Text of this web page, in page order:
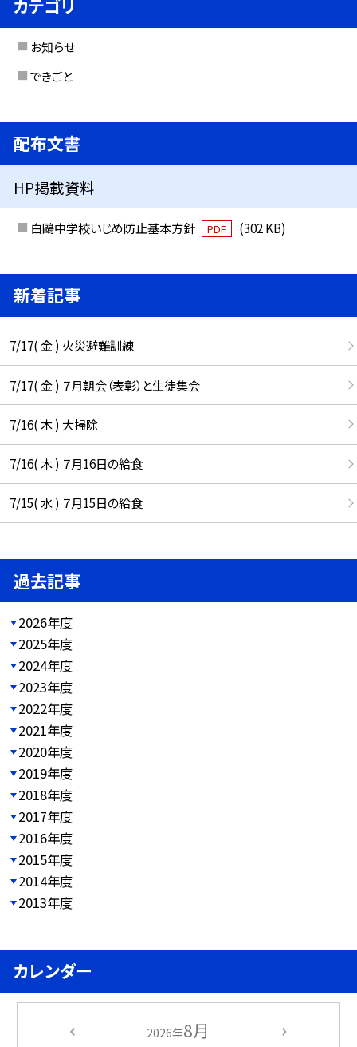
カテゴリ
お知らせ
できごと
配布文書
HP掲載資料
白鷗中学校いじめ防止基本方針 PDF (302 KB)
新着記事
7/17( 金 ) 火災避難訓練
7/17( 金 ) ７月朝会（表彰）と生徒集会
7/16( 木 ) 大掃除
7/16( 木 ) ７月16日の給食
7/15( 水 ) ７月15日の給食
過去記事
2026年度
2025年度
2024年度
2023年度
2022年度
2021年度
2020年度
2019年度
2018年度
2017年度
2016年度
2015年度
2014年度
2013年度
カレンダー
2026年8月